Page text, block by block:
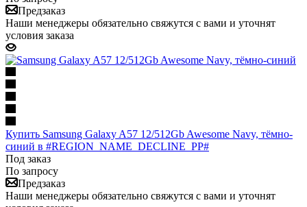
Предзаказ
Наши менеджеры обязательно свяжутся с вами и уточнят
условия заказа
Купить Samsung Galaxy A57 12/512Gb Awesome Navy, тёмно-
синий в #REGION_NAME_DECLINE_PP#
Под заказ
По запросу
Предзаказ
Наши менеджеры обязательно свяжутся с вами и уточнят